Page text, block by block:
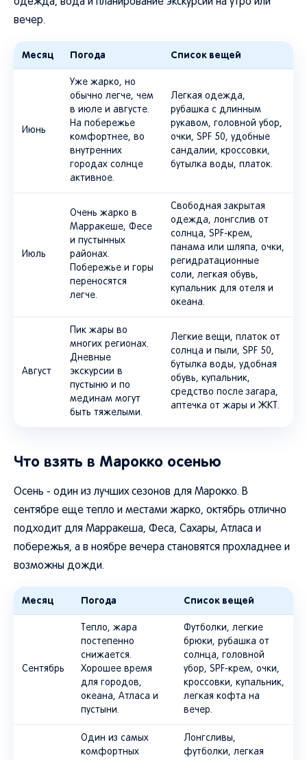
вечер.
Месяц
Уже жарко, но
обычно легче, чем
в июле и августе.
На побережье
комфортнее, во
внутренних
городах солнце
активное.
рубашка с длинным
рукавом, головной убор,
очки, SPF 50, удобные
сандалии, кроссовки,
бутылка воды, платок.
Марракеше, Фесе
и пустынных
районах.
Побережье и горы
переносятся
легче.
одежда, лонгслив от
солнца, SPF-крем,
панама или шляпа, очки,
регидратационные
соли, легкая обувь,
купальник для отеля и
океана.
многих регионах.
Дневные
экскурсии в
пустыню и по
мединам могут
быть тяжелыми.
солнца и пыли, SPF 50,
бутылка воды, удобная
обувь, купальник,
средство после загара,
аптечка от жары и ЖКТ.
сентябре еще тепло и местами жарко, октябрь отлично
подходит для Марракеша, Феса, Сахары, Атласа и
побережья, а в ноябре вечера становятся прохладнее и
возможны дожди.
Месяц
Тепло, жара
постепенно
снижается.
Хорошее время
для городов,
океана, Атласа и
пустыни.
Футболки, легкие
брюки, рубашка от
солнца, головной
убор, SPF-крем, очки,
кроссовки, купальник,
легкая кофта на
вечер.
комфортных
месяцев для
футболки, легкая
куртка или флиска,